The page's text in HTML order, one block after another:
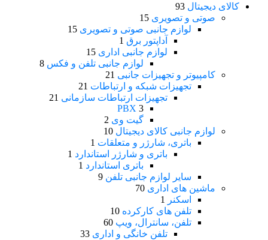
کالای دیجیتال 93
صوتی و تصویری 15
لوازم جانبی صوتی و تصویری 15
آداپتور برق 1
لوازم جانبی اداری 15
لوازم جانبی تلفن و فکس 8
کامپیوتر و تجهیزات جانبی 21
تجهیزات شبکه و ارتباطات 21
تجهیزات ارتباطات سازمانی 21
PBX 3
گیت وی 2
لوازم جانبی کالای دیجیتال 10
باتری، شارژر و متعلقات 1
باتری و شارژر استاندارد 1
باتری استاندارد 1
سایر لوازم جانبی تلفن 9
ماشین های اداری 70
اسکنر
1
تلفن های کارکرده 10
تلفن، سانترال، ویپ 60
تلفن خانگی و اداری 33